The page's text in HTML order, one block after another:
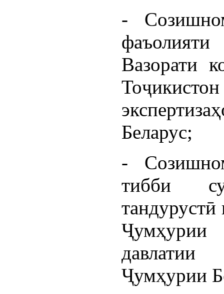
-
Вазорати
Беларус;
-
тибби
Ҷумҳурии
Ҷумҳурии